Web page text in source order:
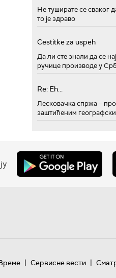
Не туширате се сваког
то је здраво
Cestitke za uspeh
Да ли сте знали да се
ручице производе у
Re: Eh...
Лесковачка спржа –
заштићеним
| Сервисне вести |